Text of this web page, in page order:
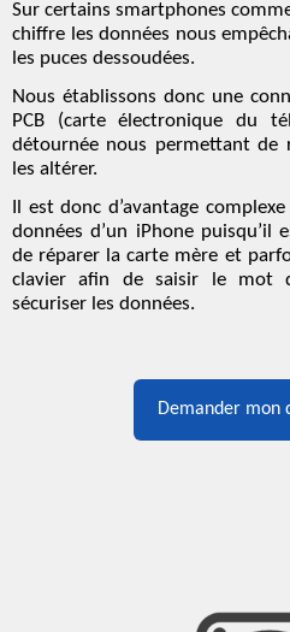
Sur certains smartphones
chiffre les données nous
les puces dessoudées.
Nous établissons donc une
PCB (carte électronique du
détournée nous permettant de
les altérer.
Il est donc d’avantage
données d’un iPhone puisqu’il
de réparer la carte mère et
clavier afin de saisir le mot
sécuriser les données.
Demander mon